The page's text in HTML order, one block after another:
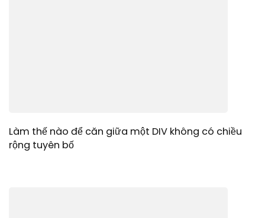
Làm thế nào để căn giữa một DIV không có chiều
rộng tuyên bố